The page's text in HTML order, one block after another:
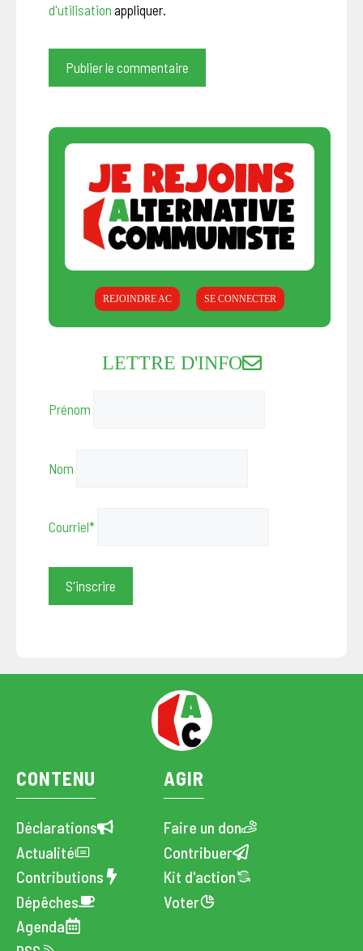
d'utilisation appliquer.
REJOINDRE AC SE CONNECTER
LETTRE D'INFO
Prénom
Nom
Courriel*
CONTENU
Déclarations
Actualité
Contributions
Dépêches
Agenda
AGIR
Faire un don
Contribuer
Kit d'action
Voter